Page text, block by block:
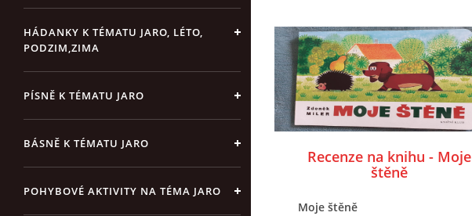
HÁDANKY K TÉMATU JARO, LÉTO,
PODZIM,ZIMA
PÍSNĚ K TÉMATU JARO
BÁSNĚ K TÉMATU JARO
POHYBOVÉ AKTIVITY NA TÉMA JARO
Recenze na knihu - Moje
štěně
Moje štěně